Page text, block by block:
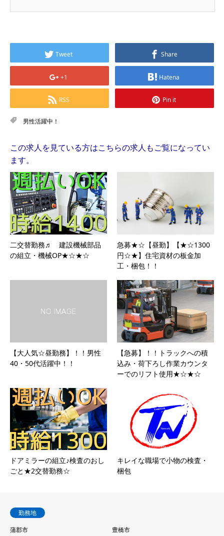
Tweet Share
+1 Hatena
RSS Pin it
男性活躍中！
この求人を見ている方はこちらの求人もご覧になってい
ます。
二交替勤務♬ 建設機械部品
の組立・機械OP★☆★☆
急募★☆【昼勤】【★☆1300
円☆★】住宅資材の板金加
工・梱包！！
【大人気☆昼勤務】！！男性
40・50代活躍中！！
【急募】！！トラックへの積
込み・荷下ろし作業カウンタ
ーでのリフト使用★☆★☆
ドアミラーの組立♪検査のおし
ごと★2交替勤務☆
キレイな職場で小物の検査・
梱包
勤務地
蒲郡市
豊橋市